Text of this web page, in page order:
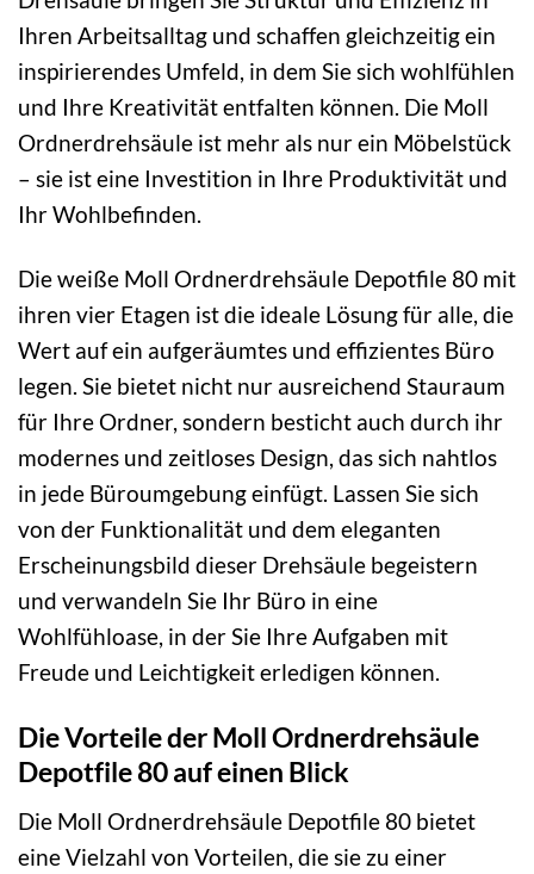
Ihren Arbeitsalltag und schaffen gleichzeitig ein
inspirierendes Umfeld, in dem Sie sich wohlfühlen
und Ihre Kreativität entfalten können. Die Moll
Ordnerdrehsäule ist mehr als nur ein Möbelstück
– sie ist eine Investition in Ihre Produktivität und
Ihr Wohlbefinden.
Die weiße Moll Ordnerdrehsäule Depotfile 80 mit
ihren vier Etagen ist die ideale Lösung für alle, die
Wert auf ein aufgeräumtes und effizientes Büro
legen. Sie bietet nicht nur ausreichend Stauraum
für Ihre Ordner, sondern besticht auch durch ihr
modernes und zeitloses Design, das sich nahtlos
in jede Büroumgebung einfügt. Lassen Sie sich
von der Funktionalität und dem eleganten
Erscheinungsbild dieser Drehsäule begeistern
und verwandeln Sie Ihr Büro in eine
Wohlfühloase, in der Sie Ihre Aufgaben mit
Freude und Leichtigkeit erledigen können.
Die Vorteile der Moll Ordnerdrehsäule
Depotfile 80 auf einen Blick
Die Moll Ordnerdrehsäule Depotfile 80 bietet
eine Vielzahl von Vorteilen, die sie zu einer